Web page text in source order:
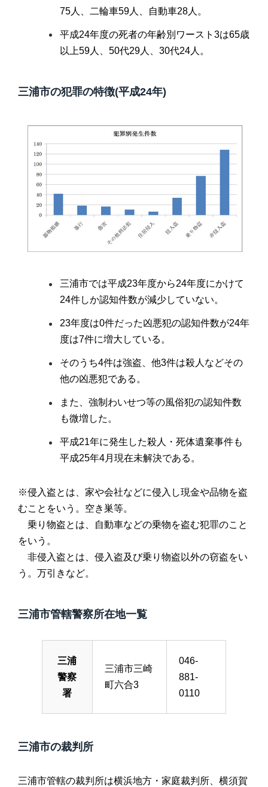
75人、二輪車59人、自動車28人。
平成24年度の死者の年齢別ワースト3は65歳
以上59人、50代29人、30代24人。
三浦市の犯罪の特徴(平成24年)
三浦市では平成23年度から24年度にかけて
24件しか認知件数が減少していない。
23年度は0件だった凶悪犯の認知件数が24年
度は7件に増大している。
そのうち4件は強盗、他3件は殺人などその
他の凶悪犯である。
また、強制わいせつ等の風俗犯の認知件数
も微増した。
平成21年に発生した殺人・死体遺棄事件も
平成25年4月現在未解決である。
※侵入盗とは、家や会社などに侵入し現金や品物を盗
むことをいう。空き巣等。
乗り物盗とは、自動車などの乗物を盗む犯罪のこと
をいう。
非侵入盗とは、侵入盗及び乗り物盗以外の窃盗をい
う。万引きなど。
三浦市管轄警察所在地一覧
三浦
警察
署
三浦市三崎
町六合3
046-
881-
0110
三浦市の裁判所
三浦市管轄の裁判所は横浜地方・家庭裁判所、横須賀